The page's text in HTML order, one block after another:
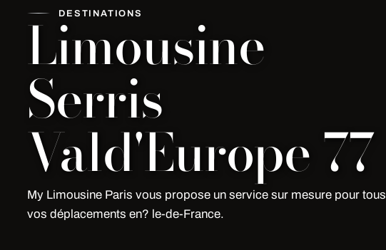
DESTINATIONS
Limousine
Serris
Vald'Europe 77
My Limousine Paris vous propose un service sur mesure pour tous
vos déplacements en? le-de-France.